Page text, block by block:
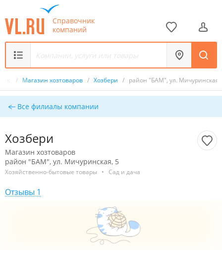
Справочник
компаний
/ Магазин хозтоваров / Хозбери / район "БАМ", ул. Мичуринская,
Все филиалы компании
Хозбери
Магазин хозтоваров
район "БАМ", ул. Мичуринская, 5
Хозяйственно-бытовые товары • Сад и дача
Отзывы 1